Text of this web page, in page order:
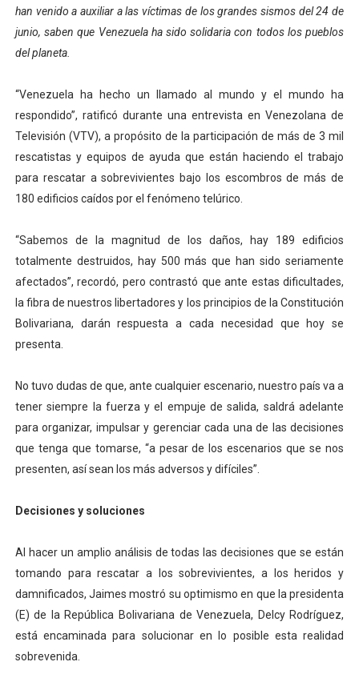
Venezuela Renace 2026 lleva sonrisas y prevención a
Mérida impulsa el mapa de conocimientos con
Complejo Educativo Talento Deportivo lanza Plan
Arnaldo Sánchez reinaugura Parque Recreacional
Corposalud inició talleres para aspirantes al curso de
han venido a auxiliar a las víctimas de los grandes sismos del 24 de
junio, saben que Venezuela ha sido solidaria con todos los pueblos
del planeta.
“Venezuela ha hecho un llamado al mundo y el mundo ha
respondido”, ratificó durante una entrevista en Venezolana de
Televisión (VTV), a propósito de la participación de más de 3 mil
rescatistas y equipos de ayuda que están haciendo el trabajo
para rescatar a sobrevivientes bajo los escombros de más de
180 edificios caídos por el fenómeno telúrico.
“Sabemos de la magnitud de los daños, hay 189 edificios
totalmente destruidos, hay 500 más que han sido seriamente
afectados”, recordó, pero contrastó que ante estas dificultades,
la fibra de nuestros libertadores y los principios de la Constitución
Bolivariana, darán respuesta a cada necesidad que hoy se
presenta.
No tuvo dudas de que, ante cualquier escenario, nuestro país va a
tener siempre la fuerza y el empuje de salida, saldrá adelante
para organizar, impulsar y gerenciar cada una de las decisiones
que tenga que tomarse, “a pesar de los escenarios que se nos
presenten, así sean los más adversos y difíciles”.
Decisiones y soluciones
Al hacer un amplio análisis de todas las decisiones que se están
tomando para rescatar a los sobrevivientes, a los heridos y
damnificados, Jaimes mostró su optimismo en que la presidenta
(E) de la República Bolivariana de Venezuela, Delcy Rodríguez,
está encaminada para solucionar en lo posible esta realidad
sobrevenida.